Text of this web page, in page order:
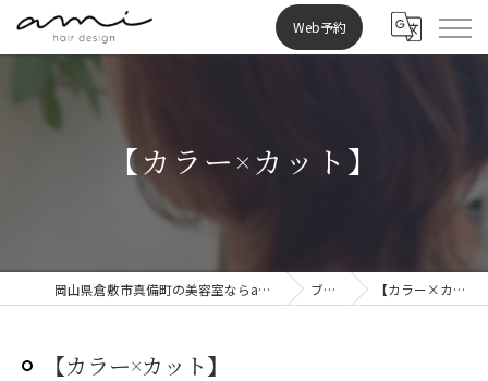
Web予約
【カラー×カット】
岡山県倉敷市真備町の美容室ならami hair design ブログ 【カラー×カット】
【カラー×カット】